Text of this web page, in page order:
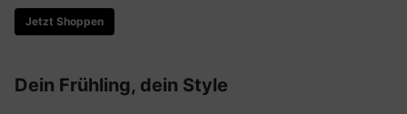
Jetzt Shoppen
Dein Frühling, dein Style